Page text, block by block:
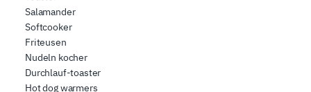
Salamander
Softcooker
Friteusen
Nudeln kocher
Durchlauf-toaster
Hot dog warmers